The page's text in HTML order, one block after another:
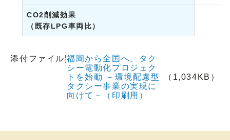
CO2削減効果
（既存LPG車両比）
添付ファイル 福岡から全国へ、タク
シー電動化プロジェク
トを始動 －環境配慮型
タクシー事業の実現に
向けて－（印刷用）
（1,034KB）